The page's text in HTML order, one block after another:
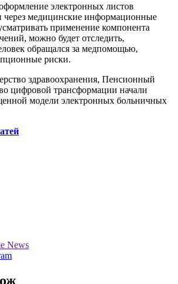
электронных листов
через медицинские информационные
применение компонента
можно будет отследить,
обращался за медпомощью,
риски.
здравоохранения, Пенсионный
цифровой трансформации начали
модели электронных больничных
News